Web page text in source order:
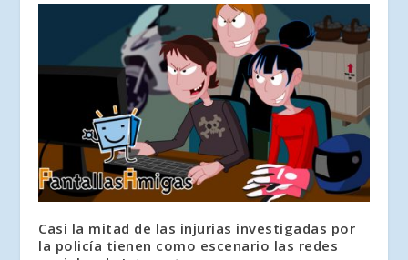
Casi la mitad de las injurias investigadas por
la policía tienen como escenario las redes